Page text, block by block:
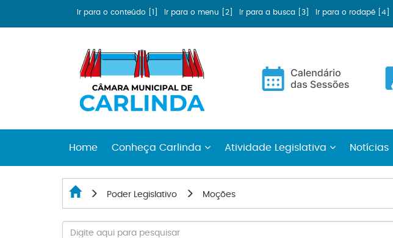
Ir para o conteúdo [1] Ir para o menu [2] Ir para a busca [3] Ir para o rodapé [4]
Home Conheça Carlinda Atividade Legislativa Notícias
Poder Legislativo Moções